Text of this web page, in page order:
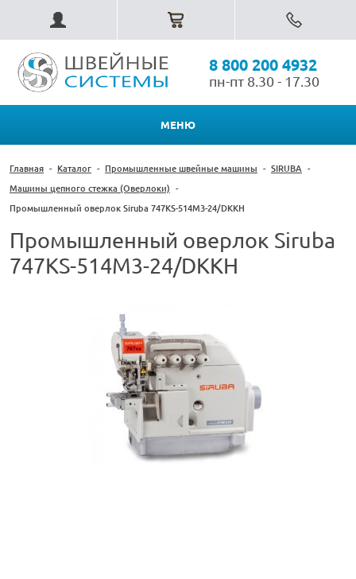
8 800 200 4932
пн-пт 8.30 - 17.30
МЕНЮ
Главная - Каталог - Промышленные швейные машины - SIRUBA -
Машины цепного стежка (Оверлоки) -
Промышленный оверлок Siruba 747KS-514M3-24/DKKH
Промышленный оверлок Siruba
747KS-514M3-24/DKKH